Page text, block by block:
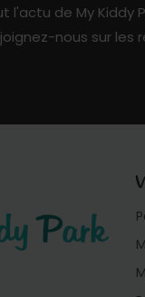
l'actu de My Kiddy
nous sur les